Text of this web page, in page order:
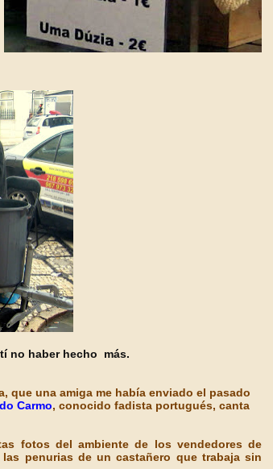
no haber hecho más.
que una amiga me había enviado el pasado
Carmo, conocido fadista portugués, canta
fotos del ambiente de los vendedores de
penurias de un castañero que trabaja sin